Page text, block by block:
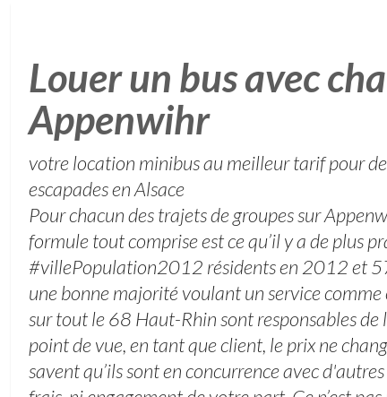
Louer un bus avec
Appenwihr
votre location minibus au meilleur tarif pour
escapades en Alsace
Pour chacun des trajets de groupes sur
formule tout comprise est ce qu’il y a de plus
#villePopulation2012 résidents en 2012 et
une bonne majorité voulant un service comme
sur tout le 68 Haut-Rhin sont responsables
point de vue, en tant que client, le prix ne
savent qu’ils sont en concurrence avec